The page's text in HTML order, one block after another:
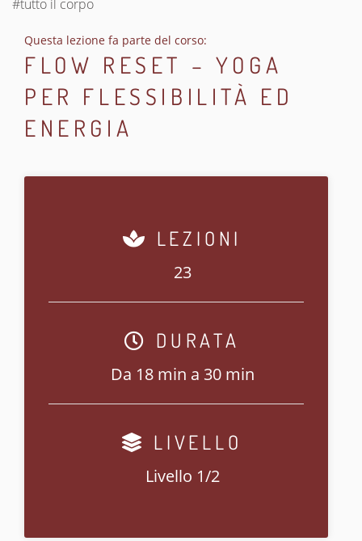
#tutto il corpo
Questa lezione fa parte del corso:
FLOW RESET – YOGA
PER FLESSIBILITÀ ED
ENERGIA
LEZIONI
23
DURATA
Da 18 min a 30 min
LIVELLO
Livello 1/2